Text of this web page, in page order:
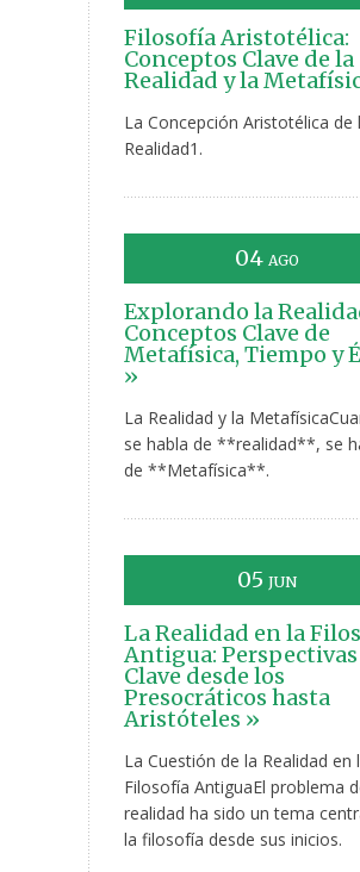
Filosofía Aristotélica:
Conceptos Clave de la
Realidad y la
La Concepción Aristotélica de
Realidad1.
04 AGO
Explorando la
Conceptos Clave de
Metafísica, Tiempo y
»
La Realidad y la
se habla de **realidad**, se
de **Metafísica**.
05 JUN
La Realidad en la
Antigua: Perspectivas
Clave desde los
Presocráticos hasta
Aristóteles »
La Cuestión de la Realidad en
Filosofía AntiguaEl problema
realidad ha sido un tema
la filosofía desde sus inicios.